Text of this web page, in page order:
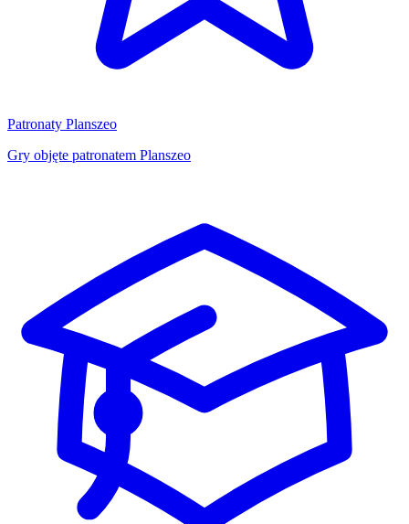
Patronaty Planszeo
Gry objęte patronatem Planszeo